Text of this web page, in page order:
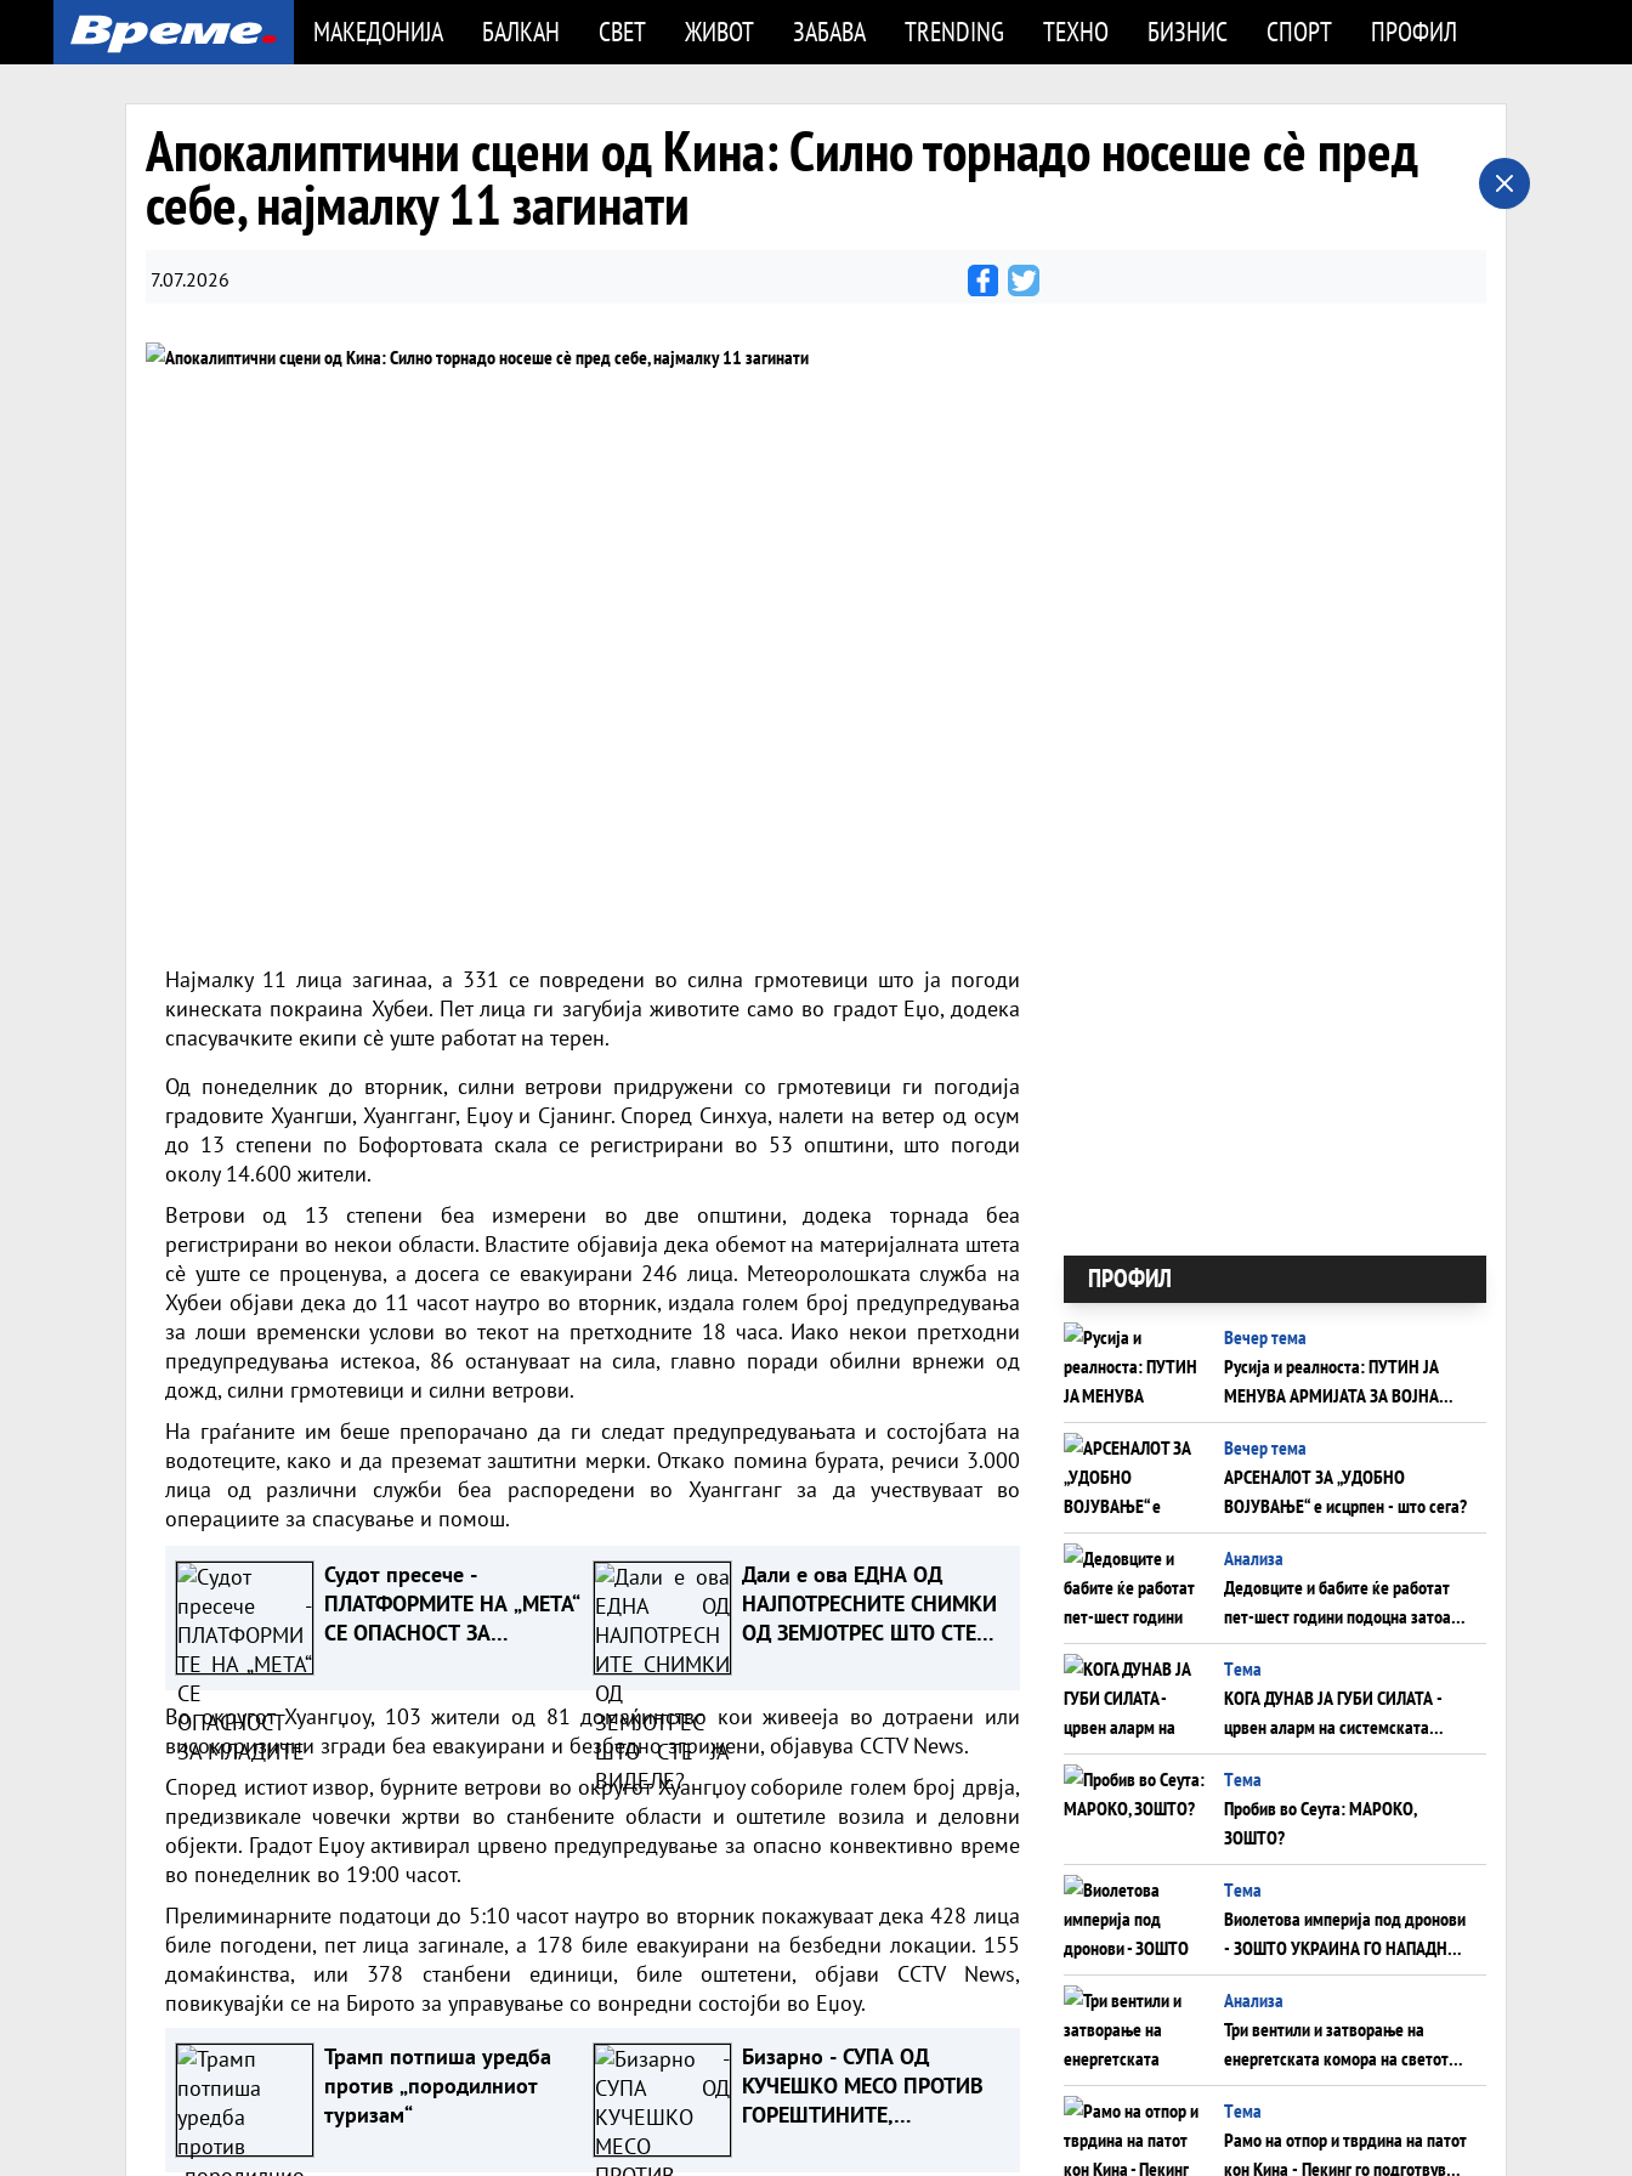
МАКЕДОНИЈА БАЛКАН СВЕТ ЖИВОТ ЗАБАВА TRENDING ТЕХНО БИЗНИС СПОРТ ПРОФИЛ
Апокалиптични сцени од Кина: Силно торнадо носеше сè пред
себе, најмалку 11 загинати
7.07.2026
Најмалку 11 лица загинаа, а 331 се повредени во силна грмотевици што ја погоди
кинеската покраина Хубеи. Пет лица ги загубија животите само во градот Еџо, додека
спасувачките екипи сè уште работат на терен.
Од понеделник до вторник, силни ветрови придружени со грмотевици ги погодија
градовите Хуангши, Хуангганг, Еџоу и Сјанинг. Според Синхуа, налети на ветер од осум
до 13 степени по Бофортовата скала се регистрирани во 53 општини, што погоди
околу 14.600 жители.
Ветрови од 13 степени беа измерени во две општини, додека торнада беа
регистрирани во некои области. Властите објавија дека обемот на материјалната штета
сè уште се проценува, а досега се евакуирани 246 лица. Метеоролошката служба на
Хубеи објави дека до 11 часот наутро во вторник, издала голем број предупредувања
за лоши временски услови во текот на претходните 18 часа. Иако некои претходни
предупредувања истекоа, 86 остануваат на сила, главно поради обилни врнежи од
дожд, силни грмотевици и силни ветрови.
На граѓаните им беше препорачано да ги следат предупредувањата и состојбата на
водотеците, како и да преземат заштитни мерки. Откако помина бурата, речиси 3.000
лица од различни служби беа распоредени во Хуангганг за да учествуваат во
операциите за спасување и помош.
Судот пресече -
ПЛАТФОРМИТЕ НА „МЕТА“
СЕ ОПАСНОСТ ЗА
Дали е ова ЕДНА ОД
НАЈПОТРЕСНИТЕ СНИМКИ
ОД ЗЕМЈОТРЕС ШТО СТЕ
Во округот Хуангџоу, 103 жители од 81 домаќинство кои живееја во дотраени или
високоризични згради беа евакуирани и безбедно згрижени, објавува CCTV News.
Според истиот извор, бурните ветрови во округот Хуангџоу собориле голем број дрвја,
предизвикале човечки жртви во станбените области и оштетиле возила и деловни
објекти. Градот Еџоу активирал црвено предупредување за опасно конвективно време
во понеделник во 19:00 часот.
Прелиминарните податоци до 5:10 часот наутро во вторник покажуваат дека 428 лица
биле погодени, пет лица загинале, а 178 биле евакуирани на безбедни локации. 155
домаќинства, или 378 станбени единици, биле оштетени, објави CCTV News,
повикувајќи се на Бирото за управување со вонредни состојби во Еџоу.
Трамп потпиша уредба
против „породилниот
туризам“
Бизарно - СУПА ОД
КУЧЕШКО МЕСО ПРОТИВ
ГОРЕШТИНИТЕ,
ПРОФИЛ
Вечер тема
Русија и реалноста: ПУТИН ЈА
МЕНУВА АРМИЈАТА ЗА ВОЈНА
ШТО ОСТАНУВА БЕЗ ФРОНТ
Вечер тема
АРСЕНАЛОТ ЗА „УДОБНО
ВОЈУВАЊЕ“ е исцрпен - што сега?
Анализа
Дедовците и бабите ќе работат
пет-шест години подоцна затоа
што НЕМААТ ВНУЦИ ДА ГИ
ЗАМЕНАТ
Tема
КОГА ДУНАВ ЈА ГУБИ СИЛАТА -
црвен аларм на системската
плоча од јужна Германија до
Црното Море...
Tема
Пробив во Сеута: МАРОКО,
ЗОШТО?
Tема
Виолетова империја под дронови
- ЗОШТО УКРАИНА ГО НАПАДНА
РУСКИОТ WILDBERRIES
Aнализа
Три вентили и затворање на
енергетската комора на светот:
Нападот во Суец најавува
глобален енергетски инфаркт?
Tема
Рамо на отпор и тврдина на патот
кон Кина - Пекинг го подготвува